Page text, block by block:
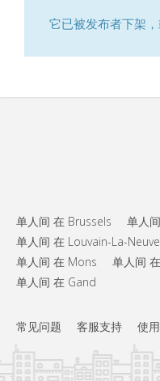
它已被发布者下架，
单人间 在 Brussels 单人
单人间 在 Louvain-La-Neuve
单人间 在 Mons
单人间
单人间 在 Gand
常见问题 客服支持 使